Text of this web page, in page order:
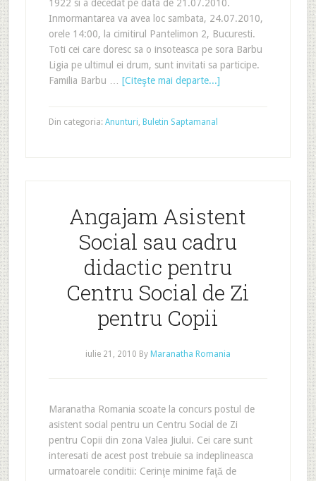
1922 si a decedat pe data de 21.07.2010.
Inmormantarea va avea loc sambata, 24.07.2010,
orele 14:00, la cimitirul Pantelimon 2, Bucuresti.
Toti cei care doresc sa o insoteasca pe sora Barbu
Ligia pe ultimul ei drum, sunt invitati sa participe.
Familia Barbu … [Citeşte mai departe...]
Din categoria: Anunturi, Buletin Saptamanal
Angajam Asistent
Social sau cadru
didactic pentru
Centru Social de Zi
pentru Copii
iulie 21, 2010 By Maranatha Romania
Maranatha Romania scoate la concurs postul de
asistent social pentru un Centru Social de Zi
pentru Copii din zona Valea Jiului. Cei care sunt
interesati de acest post trebuie sa indeplineasca
urmatoarele conditii: Cerinţe minime faţă de